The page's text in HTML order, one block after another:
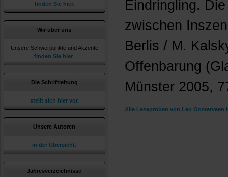
finden Sie hier.
Wir über uns
Unsere Schwerpunkte und Akzente
finden Sie hier
Die Schriftleitung
stellt sich hier vor.
Unsere Autoren
in der Übersicht.
Jahresverzeichnisse
Eindringling.
zwischen
Berlis / M.
Offenbarung
Münster 2005,
Alle Leseproben von Leo